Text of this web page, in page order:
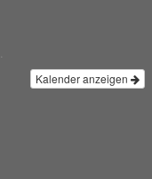
Kalender anzeigen